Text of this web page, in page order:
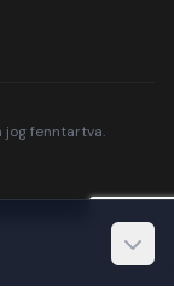
jog fenntartva.